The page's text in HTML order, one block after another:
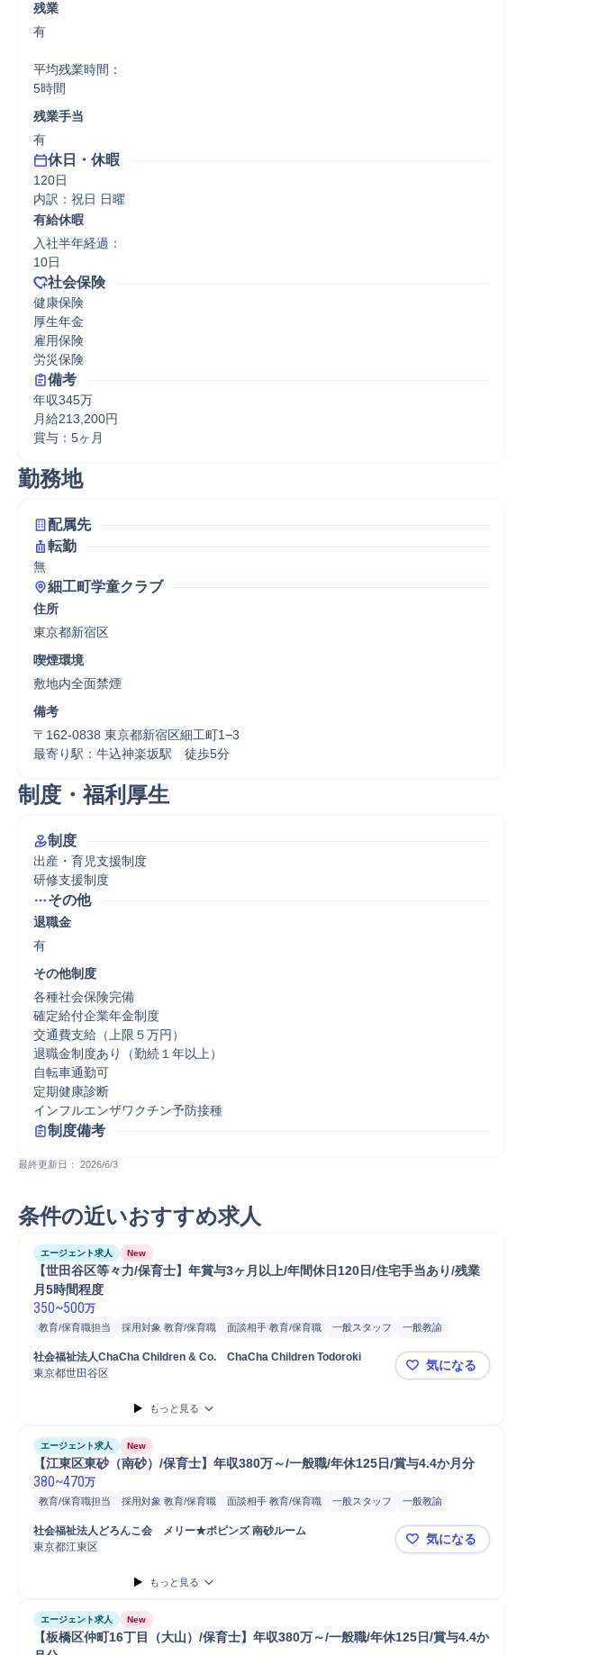
残業
有
平均残業時間：
5時間
残業手当
有
休日・休暇
120日
内訳：祝日 日曜
有給休暇
入社半年経過：
10日
社会保険
健康保険
厚生年金
雇用保険
労災保険
備考
年収345万
月給213,200円
賞与：5ヶ月
勤務地
配属先
転勤
無
細工町学童クラブ
住所
東京都新宿区
喫煙環境
敷地内全面禁煙
備考
〒162-0838 東京都新宿区細工町1−3
最寄り駅：牛込神楽坂駅　徒歩5分
制度・福利厚生
制度
出産・育児支援制度
研修支援制度
その他
退職金
有
その他制度
各種社会保険完備
確定給付企業年金制度
交通費支給（上限５万円）
退職金制度あり（勤続１年以上）
自転車通勤可
定期健康診断
インフルエンザワクチン予防接種
制度備考
最終更新日： 2026/6/3
条件の近いおすすめ求人
エージェント求人 New
【世田谷区等々力/保育士】年賞与3ヶ月以上/年間休日120日/住宅手当あり/残業
月5時間程度
350~500万
教育/保育職担当 採用対象 教育/保育職 面談相手 教育/保育職 一般スタッフ
一般教諭
一般社員
社会福祉法人ChaCha Children & Co.　ChaCha Children Todoroki
東京都世田谷区
【世田谷区等々力/保育士
気になる
もっと見る
エージェント求人 New
【江東区東砂（南砂）/保育士】年収380万～/一般職/年休125日/賞与4.4か月分
380~470万
教育/保育職担当 採用対象 教育/保育職 面談相手 教育/保育職 一般スタッフ
一般教諭
一般社員
図工/製作
社会福祉法人どろんこ会　メリー★ポピンズ 南砂ルーム
東京都江東区
【江東区東砂（南砂）/保
気になる
もっと見る
エージェント求人 New
【板橋区仲町16丁目（大山）/保育士】年収380万～/一般職/年休125日/賞与4.4か